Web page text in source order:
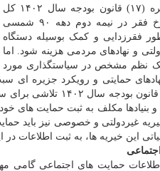
توسعه یافته موضوع بند (ج) تبصره (۱۷) قانون بودجه سال ۱۴۰۲ کل
کشور، اظهار داشت: افزایش نرخ فقر در نیمه دوم دهه ۹۰ شمسی
فقرزدایی و کمک بوسیله دستگاه
و نهادهای مردمی هزینه شود. اما
یک نظم مشخص در سیاستگذاری مورد
حمایتی و رویکرد جزیره
نداشته باشند. بند
و بنیادها مکلف به ثبت حمایت های
غیردولتی و خصوصی نیز باید
این خیریه ها، به ثبت اطلاعات
اطلاعات حمایت های اجتماعی